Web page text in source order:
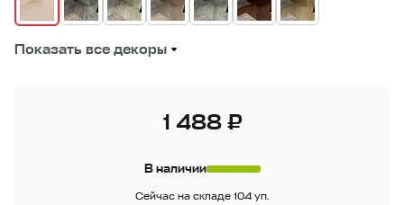
Показать все декоры
1 488 ₽
В наличии
Сейчас на складе 104 уп.